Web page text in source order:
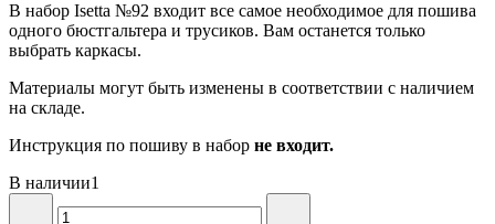
В набор Isetta №92 входит все самое необходимое для пошива
одного бюстгальтера и трусиков. Вам останется только
выбрать каркасы.
Материалы могут быть изменены в соответствии с наличием
на складе.
Инструкция по пошиву в набор не входит.
В наличии1